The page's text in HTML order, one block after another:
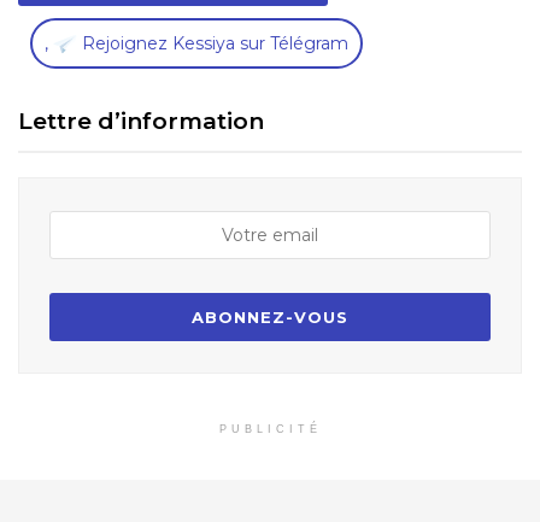
, Rejoignez Kessiya sur Télégram
Lettre d’information
PUBLICITÉ